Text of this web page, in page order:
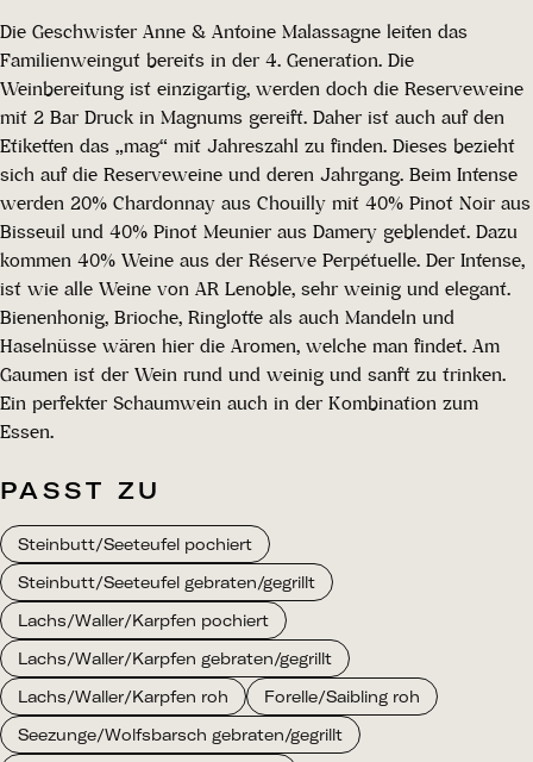
Die Geschwister Anne & Antoine Malassagne leiten das
Familienweingut bereits in der 4. Generation. Die
Weinbereitung ist einzigartig, werden doch die Reserveweine
mit 2 Bar Druck in Magnums gereift. Daher ist auch auf den
Etiketten das „mag“ mit Jahreszahl zu finden. Dieses bezieht
sich auf die Reserveweine und deren Jahrgang. Beim Intense
werden 20% Chardonnay aus Chouilly mit 40% Pinot Noir aus
Bisseuil und 40% Pinot Meunier aus Damery geblendet. Dazu
kommen 40% Weine aus der Réserve Perpétuelle. Der Intense,
ist wie alle Weine von AR Lenoble, sehr weinig und elegant.
Bienenhonig, Brioche, Ringlotte als auch Mandeln und
Haselnüsse wären hier die Aromen, welche man findet. Am
Gaumen ist der Wein rund und weinig und sanft zu trinken.
Ein perfekter Schaumwein auch in der Kombination zum
Essen.
PASST ZU
Steinbutt/Seeteufel pochiert
Steinbutt/Seeteufel gebraten/gegrillt
Lachs/Waller/Karpfen pochiert
Lachs/Waller/Karpfen gebraten/gegrillt
Lachs/Waller/Karpfen roh
Forelle/Saibling roh
Seezunge/Wolfsbarsch gebraten/gegrillt